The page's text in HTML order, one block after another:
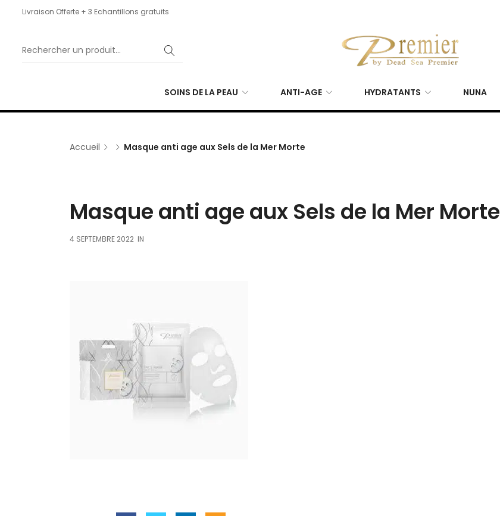
Livraison Offerte + 3 Echantillons gratuits
SOINS DE LA PEAU ANTI-AGE HYDRATANTS NUNA
Accueil Masque anti age aux Sels de la Mer Morte
Masque anti age aux Sels de la Mer Morte
4 SEPTEMBRE 2022 IN